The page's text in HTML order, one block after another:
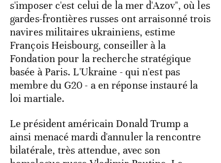
s'imposer c'est celui de la mer d'Azov", où les
gardes-frontières russes ont arraisonné trois
navires militaires ukrainiens, estime
François Heisbourg, conseiller à la
Fondation pour la recherche stratégique
basée à Paris. L'Ukraine - qui n'est pas
membre du G20 - a en réponse instauré la
loi martiale.
Le président américain Donald Trump a
ainsi menacé mardi d'annuler la rencontre
bilatérale, très attendue, avec son